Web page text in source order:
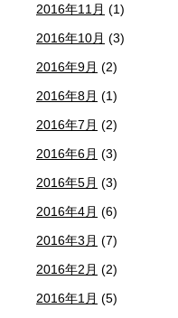
2016年11月 (1)
2016年10月 (3)
2016年9月 (2)
2016年8月 (1)
2016年7月 (2)
2016年6月 (3)
2016年5月 (3)
2016年4月 (6)
2016年3月 (7)
2016年2月 (2)
2016年1月 (5)